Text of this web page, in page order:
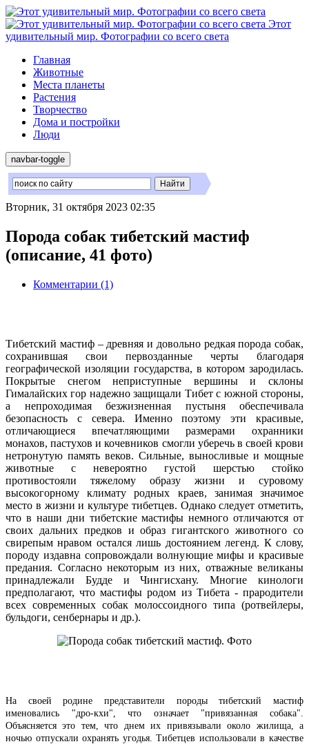
Этот
удивительный мир. Фотографии со всего света
Главная
Животные
Места планеты
Растения
Творчество
Дома и постройки
Люди
navbar-toggle
Вторник, 31 октября 2023 02:35
Порода собак тибетский мастиф
(описание, 41 фото)
Комментарии (1)
Тибетский мастиф – древняя и довольно редкая порода собак,
сохранившая свои первозданные черты благодаря
географической изоляции государства, в котором зародилась.
Покрытые снегом неприступные вершины и склоны
Гималайских гор надежно защищали Тибет с южной стороны,
а непроходимая безжизненная пустыня обеспечивала
безопасность с севера. Именно поэтому эти красивые,
отличающиеся впечатляющими размерами охранники
монахов, пастухов и кочевников смогли уберечь в своей крови
нетронутую память веков. Сильные, выносливые и мощные
животные с невероятно густой шерстью стойко
противостояли тяжелому образу жизни и суровому
высокогорному климату родных краев, занимая значимое
место в жизни и культуре тибетцев. Однако следует отметить,
что в наши дни тибетские мастифы немного отличаются от
своих дальних предков и образ гигантского животного со
свирепым нравом остался лишь достоянием легенд. К слову,
породу издавна сопровождали волнующие мифы и красивые
предания. Согласно некоторым из них, отважные великаны
принадлежали Будде и Чингисхану. Многие кинологи
предполагают, что мастифы родом из Тибета - прародители
всех современных собак молоссоидного типа (ротвейлеры,
бульдоги, сенбернары и др.).
На своей родине представители породы тибетский мастиф
именовались "дро-кхи", что означает "привязанная собака".
Объясняется это тем, что днем их привязывали около жилища, а
ночью отпускали охранять угодья. Тибетцев использовали в качестве